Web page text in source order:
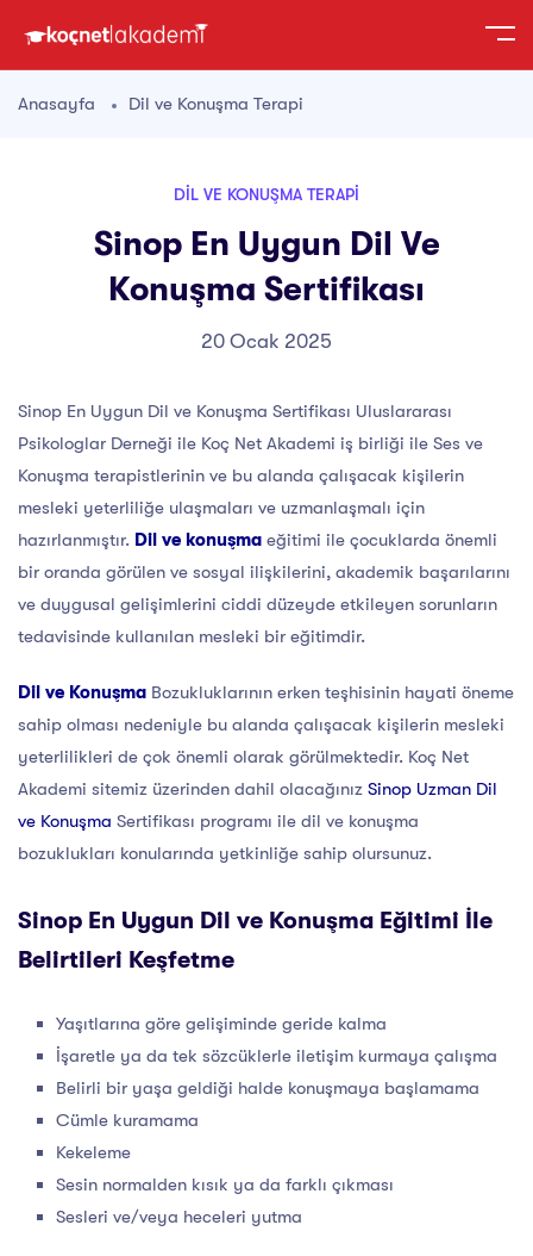
Anasayfa Dil ve Konuşma Terapi
DIL VE KONUŞMA TERAPI
Sinop En Uygun Dil Ve
Konuşma Sertifikası
20 Ocak 2025
Sinop En Uygun Dil ve Konuşma Sertifikası Uluslararası
Psikologlar Derneği ile Koç Net Akademi iş birliği ile Ses ve
Konuşma terapistlerinin ve bu alanda çalışacak kişilerin
mesleki yeterliliğe ulaşmaları ve uzmanlaşmalı için
hazırlanmıştır. Dil ve konuşma eğitimi ile çocuklarda önemli
bir oranda görülen ve sosyal ilişkilerini, akademik başarılarını
ve duygusal gelişimlerini ciddi düzeyde etkileyen sorunların
tedavisinde kullanılan mesleki bir eğitimdir.
Dil ve Konuşma Bozukluklarının erken teşhisinin hayati öneme
sahip olması nedeniyle bu alanda çalışacak kişilerin mesleki
yeterlilikleri de çok önemli olarak görülmektedir. Koç Net
Akademi sitemiz üzerinden dahil olacağınız Sinop Uzman Dil
ve Konuşma Sertifikası programı ile dil ve konuşma
bozuklukları konularında yetkinliğe sahip olursunuz.
Sinop En Uygun Dil ve Konuşma Eğitimi İle
Belirtileri Keşfetme
Yaşıtlarına göre gelişiminde geride kalma
İşaretle ya da tek sözcüklerle iletişim kurmaya çalışma
Belirli bir yaşa geldiği halde konuşmaya başlamama
Cümle kuramama
Kekeleme
Sesin normalden kısık ya da farklı çıkması
Sesleri ve/veya heceleri yutma